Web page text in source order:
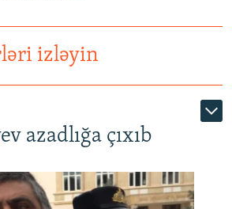
izləyin
azadlığa çıxıb